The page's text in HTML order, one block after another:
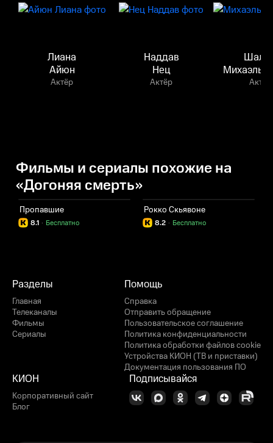
Лиана
Айюн
Актёр
Наддав
Нец
Актёр Актёр
Фильмы и сериалы похожие на
«Догоняя смерть»
Пропавшие
8.1 Бесплатно
·
Рокко Скьявоне
8.2 Бесплатно
·
Разделы
Главная
Телеканалы
Фильмы
Сериалы
Помощь
Справка
Отправить обращение
Пользовательское соглашение
Политика конфиденциальности
Политика обработки файлов cookie
Устройства КИОН (ТВ и приставки)
Документация пользования ПО
КИОН
Корпоративный сайт
Блог
Подписывайся